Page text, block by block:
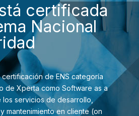
certificada
Nacional
de ENS categoría
de Xperta como Software as a
servicios de desarrollo,
mantenimiento en cliente (on